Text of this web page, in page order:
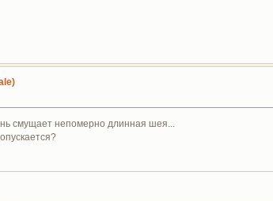
смущает непомерно длинная шея...